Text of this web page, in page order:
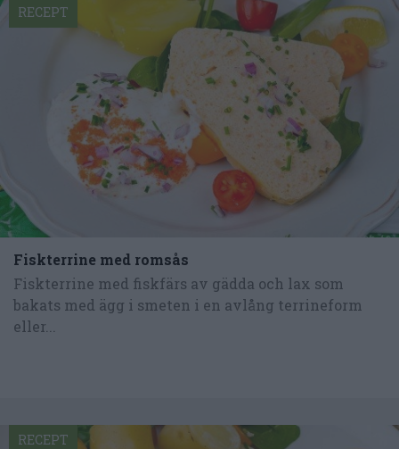
Fiskterrine med romsås
Fiskterrine med fiskfärs av gädda och lax som
bakats med ägg i smeten i en avlång terrineform
eller...
RECEPT
RECEPT